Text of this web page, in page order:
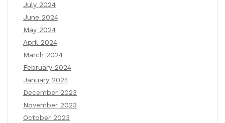
July 2024
June 2024
May 2024
April 2024
March 2024
February 2024
January 2024
December 2023
November 2023
October 2023